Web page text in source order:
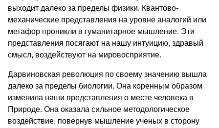
выходит далеко за пределы физики. Квантово-
механические представления на уровне аналогий или
метафор проникли в гуманитарное мышление. Эти
представления посягают на нашу интуицию, здравый
смысл, воздействуют на мировосприятие.
Дарвиновская революция по своему значению вышла
далеко за пределы биологии. Она коренным образом
изменила наши представления о месте человека в
Природе. Она оказала сильное методологическое
воздействие, повернув мышление ученых в сторону